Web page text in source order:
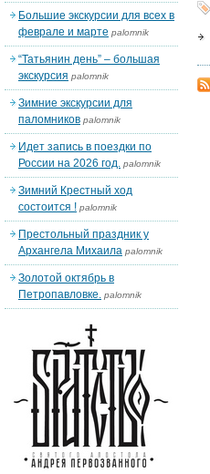
Большие экскурсии для всех в
феврале и марте palomnik
“Татьянин день” – большая
экскурсия palomnik
Зимние экскурсии для
паломников palomnik
Идет запись в поездки по
России на 2026 год. palomnik
Зимний Крестный ход
состоится ! palomnik
Престольный праздник у
Архангела Михаила palomnik
Золотой октябрь в
Петропавловке. palomnik